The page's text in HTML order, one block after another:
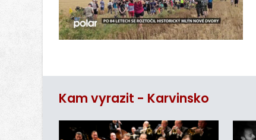
Kam vyrazit - Karvinsko